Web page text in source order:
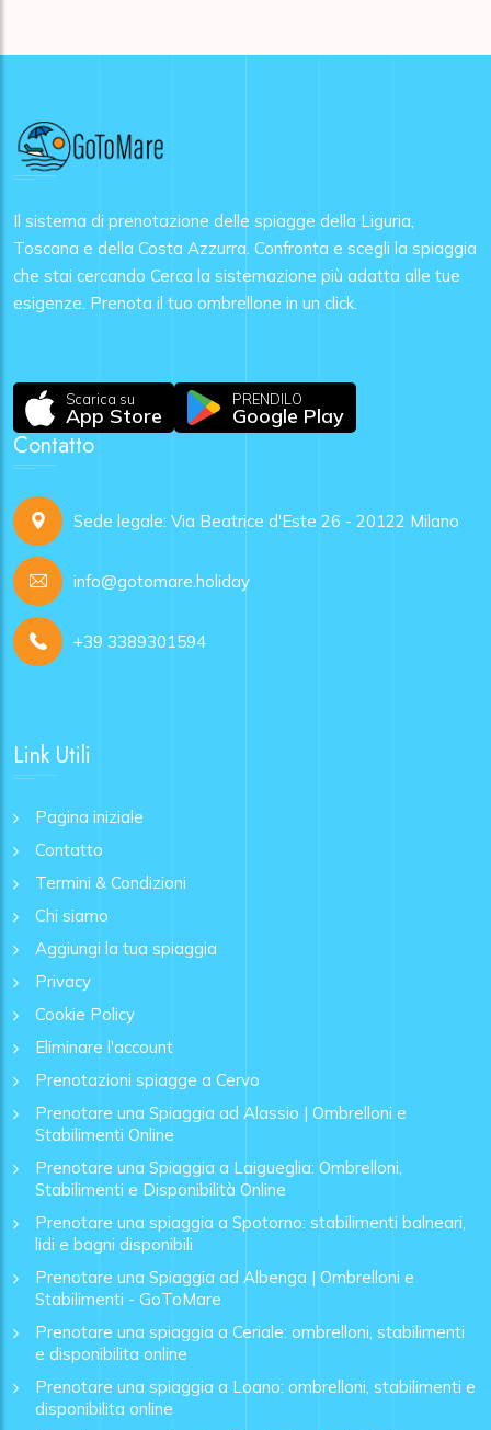
Il sistema di prenotazione delle spiagge della Liguria,
Toscana e della Costa Azzurra. Confronta e scegli la spiaggia
che stai cercando Cerca la sistemazione più adatta alle tue
esigenze. Prenota il tuo ombrellone in un click.
Scarica su
App Store
PRENDILO
Google Play
Contatto
Sede legale: Via Beatrice d'Este 26 - 20122 Milano
info@gotomare.holiday
+39 3389301594
Link Utili
Pagina iniziale
Contatto
Termini & Condizioni
Chi siamo
Aggiungi la tua spiaggia
Privacy
Cookie Policy
Eliminare l'account
Prenotazioni spiagge a Cervo
Prenotare una Spiaggia ad Alassio | Ombrelloni e
Stabilimenti Online
Prenotare una Spiaggia a Laigueglia: Ombrelloni,
Stabilimenti e Disponibilità Online
Prenotare una spiaggia a Spotorno: stabilimenti balneari,
lidi e bagni disponibili
Prenotare una Spiaggia ad Albenga | Ombrelloni e
Stabilimenti - GoToMare
Prenotare una spiaggia a Ceriale: ombrelloni, stabilimenti
e disponibilita online
Prenotare una spiaggia a Loano: ombrelloni, stabilimenti e
disponibilita online